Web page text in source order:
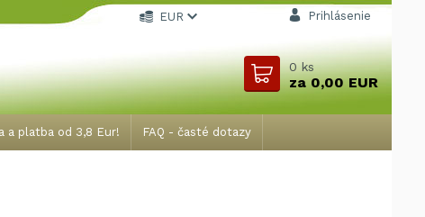
a platba od 3,8 Eur! FAQ - časté dotazy
EUR Prihlásenie
0ks
za0,00 EUR